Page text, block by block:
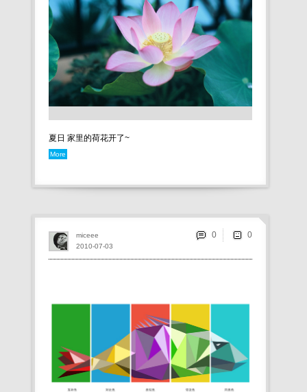
夏日 家里的荷花开了~
More
2010-07-03
miceee 0